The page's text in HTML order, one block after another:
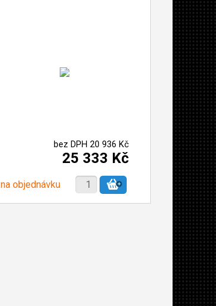
bez DPH 20 936 Kč
25 333 Kč
na objednávku